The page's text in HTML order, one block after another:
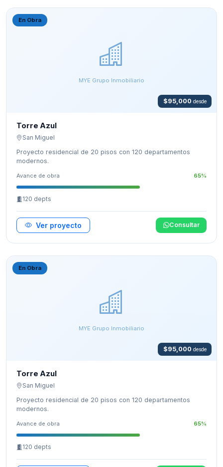
MYE Grupo Inmobiliario
En Obra
$95,000 desde
Torre Azul
San Miguel
Proyecto residencial de 20 pisos con 120 departamentos
modernos.
Avance de obra 65%
120 depts
Ver proyecto Consultar
MYE Grupo Inmobiliario
En Obra
$95,000 desde
Torre Azul
San Miguel
Proyecto residencial de 20 pisos con 120 departamentos
modernos.
Avance de obra 65%
120 depts